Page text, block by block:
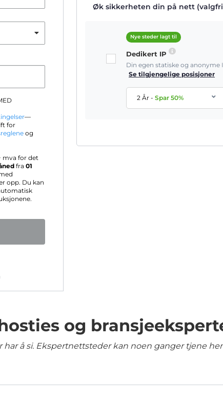
—
for
og
mva for det
fra 01
opp. Du kan
Øk sikkerheten din på nett
Nye steder lagt til
Dedikert IP
Din egen statiske og anonyme
Se tilgjengelige posisjoner
2 År-Spar50%
og
å si. Ekspertnettsteder kan noen ganger tjene